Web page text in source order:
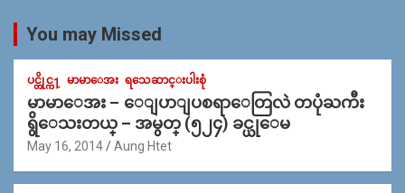
You may Missed
ပင္တိုင္က႑ မာမာေအး ရသေဆာင္းပါးစုံ
မာမာေအး – ေျပာျပစရာေတြလဲ တပုံႀကီး
ရွိေသးတယ္ – အမွတ္ (၅၂၄) ခင္ယုေမ
May 16, 2014 Aung Htet